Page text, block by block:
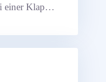
einer Klappe